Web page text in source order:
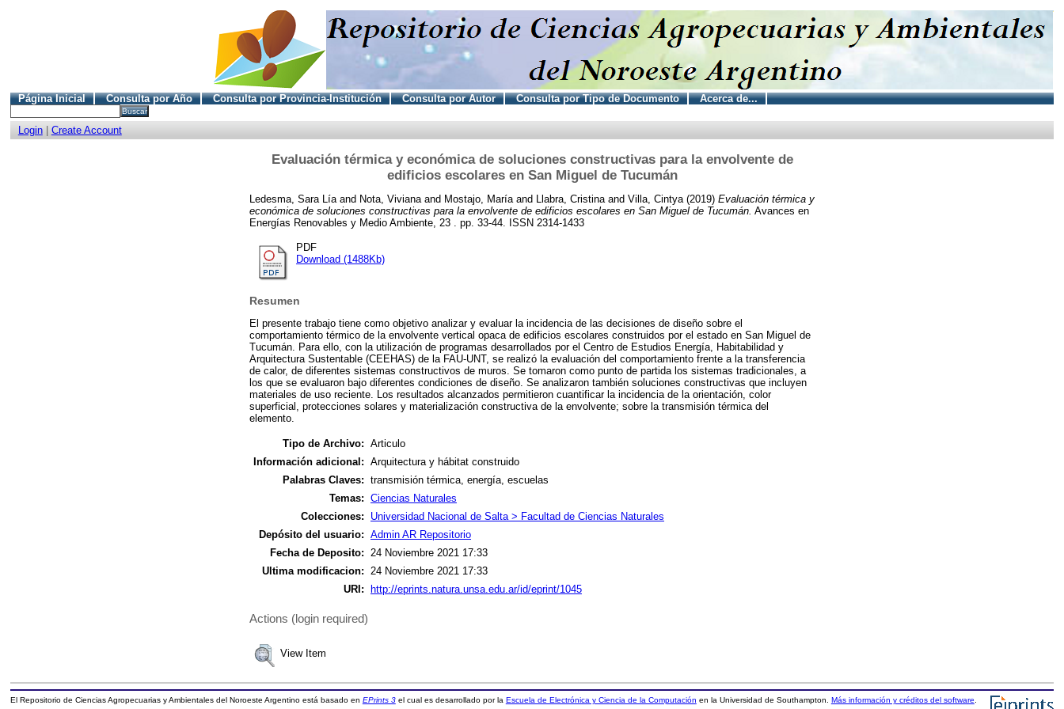
Página Inicial Consulta por Año Consulta por Provincia-Institución Consulta por Autor Consulta por Tipo de Documento Acerca de...
Login| Create Account
Evaluación térmica y económica de soluciones constructivas para la envolvente de
edificios escolares en San Miguel de Tucumán
Ledesma, Sara Líaand Nota, Vivianaand Mostajo, Maríaand Llabra, Cristinaand Villa, Cintya(2019) Evaluación térmica y
económica de soluciones constructivas para la envolvente de edificios escolares en San Miguel de Tucumán. Avances en
Energías Renovables y Medio Ambiente, 23 . pp. 33-44. ISSN 2314-1433
PDF
Download (1488Kb)
Resumen
El presente trabajo tiene como objetivo analizar y evaluar la incidencia de las decisiones de diseño sobre el
comportamiento térmico de la envolvente vertical opaca de edificios escolares construidos por el estado en San Miguel de
Tucumán. Para ello, con la utilización de programas desarrollados por el Centro de Estudios Energía, Habitabilidad y
Arquitectura Sustentable (CEEHAS) de la FAU-UNT, se realizó la evaluación del comportamiento frente a la transferencia
de calor, de diferentes sistemas constructivos de muros. Se tomaron como punto de partida los sistemas tradicionales, a
los que se evaluaron bajo diferentes condiciones de diseño. Se analizaron también soluciones constructivas que incluyen
materiales de uso reciente. Los resultados alcanzados permitieron cuantificar la incidencia de la orientación, color
superficial, protecciones solares y materialización constructiva de la envolvente; sobre la transmisión térmica del
elemento.
Tipo de Archivo: Articulo
Información adicional: Arquitectura y hábitat construido
Palabras Claves: transmisión térmica, energía, escuelas
Temas: Ciencias Naturales
Colecciones:
Universidad Nacional de Salta > Facultad de Ciencias Naturales
Depósito del usuario: Admin AR Repositorio
Fecha de Deposito: 24 Noviembre 2021 17:33
Ultima modificacion: 24 Noviembre 2021 17:33
URI:
http://eprints.natura.unsa.edu.ar/id/eprint/1045
Actions (login required)
View Item
El Repositorio de Ciencias Agropecuarias y Ambientales del Noroeste Argentino está basado en EPrints 3el cual es desarrollado por la Escuela de Electrónica y Ciencia de la Computación en la Universidad de Southampton. Más información y créditos del software